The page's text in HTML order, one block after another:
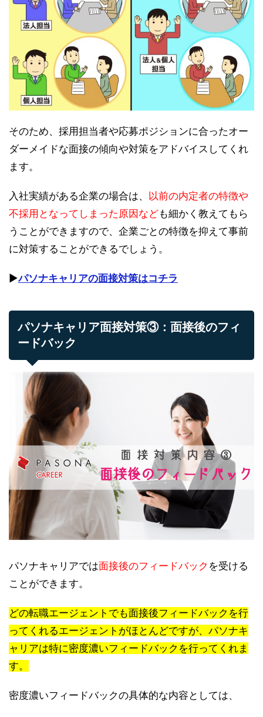
そのため、採用担当者や応募ポジションに合ったオー
ダーメイドな面接の傾向や対策をアドバイスしてくれ
ます。
入社実績がある企業の場合は、 以前の内定者の特徴や
不採用となってしまった原因なども細かく教えてもら
うことができますので、企業ごとの特徴を抑えて事前
に対策することができるでしょう。
▶︎パソナキャリアの面接対策はコチラ
パソナキャリア面接対策③：面接後のフィ
ードバック
パソナキャリアでは面接後のフィードバック を受ける
ことができます。
どの転職エージェントでも面接後フィードバックを行
ってくれるエージェントがほとんどですが、パソナキ
ャリアは特に密度濃いフィードバックを行ってくれま
す。
密度濃いフィードバックの具体的な内容としては、